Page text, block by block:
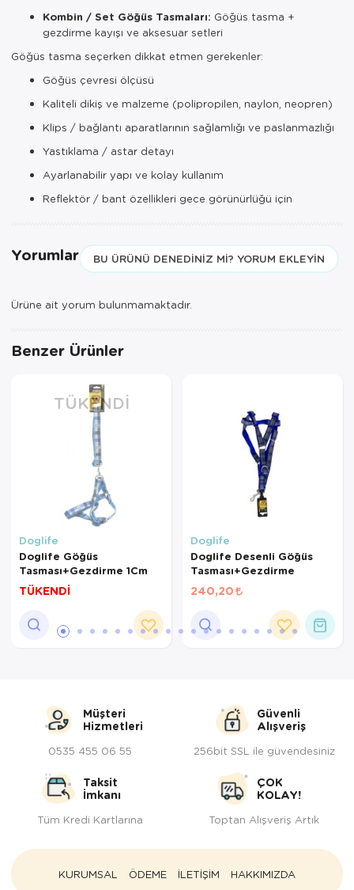
Kombin / Set Göğüs Tasmaları: Göğüs tasma +
gezdirme kayışı ve aksesuar setleri
Göğüs tasma seçerken dikkat etmen gerekenler:
Göğüs çevresi ölçüsü
Kaliteli dikiş ve malzeme (polipropilen, naylon, neopren)
Klips / bağlantı aparatlarının sağlamlığı ve paslanmazlığı
Yastıklama / astar detayı
Ayarlanabilir yapı ve kolay kullanım
Reflektör / bant özellikleri gece görünürlüğü için
Yorumlar BU ÜRÜNÜ DENEDINIZ MI? YORUM EKLEYIN
Ürüne ait yorum bulunmamaktadır.
Benzer Ürünler
TÜKENDI
Doglife
Doglife Göğüs
Tasması+Gezdirme 1Cm
TÜKENDİ
Doglife
Doglife Desenli Göğüs
Tasması+Gezdirme
240,20
Müşteri
Hizmetleri
0535 455 06 55
Güvenli
Alışveriş
256bit SSL ile güvendesiniz
Taksit
İmkanı
Tüm Kredi Kartlarına
ÇOK
KOLAY!
Toptan Alışveriş Artık
KURUMSAL ÖDEME İLETİŞİM HAKKIMIZDA